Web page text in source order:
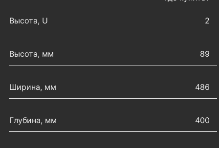
Высота, U
2
Высота, мм 89
Ширина, мм 486
Глубина, мм 400